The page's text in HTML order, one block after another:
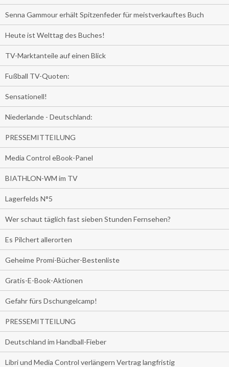
Senna Gammour erhält Spitzenfeder für meistverkauftes Buch
Heute ist Welttag des Buches!
TV-Marktanteile auf einen Blick
Fußball TV-Quoten:
Sensationell!
Niederlande - Deutschland:
PRESSEMITTEILUNG
Media Control eBook-Panel
BIATHLON-WM im TV
Lagerfelds N°5
Wer schaut täglich fast sieben Stunden Fernsehen?
Es Pilchert allerorten
Geheime Promi-Bücher-Bestenliste
Gratis-E-Book-Aktionen
Gefahr fürs Dschungelcamp!
PRESSEMITTEILUNG
Deutschland im Handball-Fieber
Libri und Media Control verlängern Vertrag langfristig